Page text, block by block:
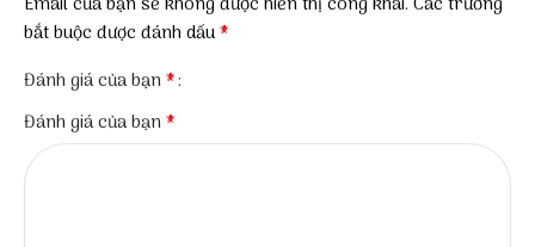
bắt buộc được đánh dấu*
Đánh giá của bạn*
Đánh giá của bạn*